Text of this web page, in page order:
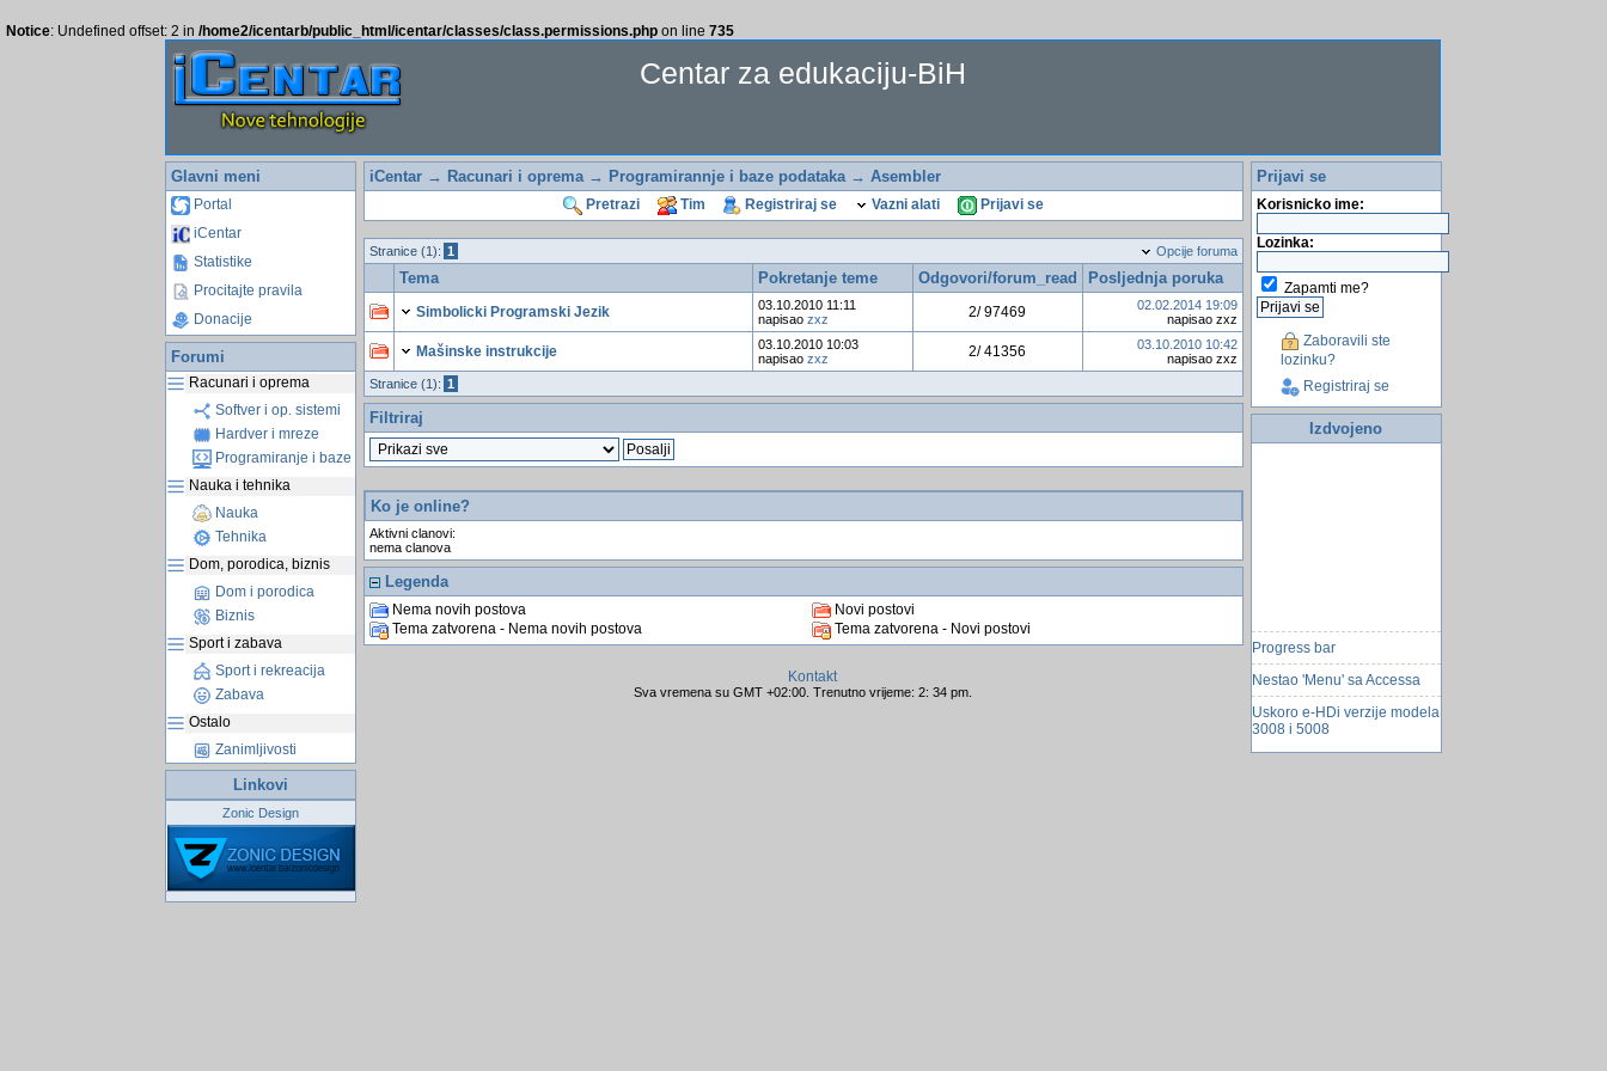
Notice: Undefined offset: 2 in /home2/icentarb/public_html/icentar/classes/class.permissions.php on line 735
Centar za edukaciju-BiH
Glavni meni
Portal
iCentar
Statistike
Procitajte pravila
Donacije
Forumi
Racunari i oprema
Softver i op. sistemi
Hardver i mreze
Programiranje i baze
Nauka i tehnika
Nauka
Tehnika
Dom, porodica, biznis
Dom i porodica
Biznis
Sport i zabava
Sport i rekreacija
Zabava
Ostalo
Zanimljivosti
Linkovi
Zonic Design
iCentar→ Racunari i oprema→ Programirannje i baze podataka→ Asembler
Pretrazi Tim Registriraj se Vazni alati Prijavi se
Stranice (1): 1 Opcije foruma
Tema Pokretanje teme Odgovori/forum_read Posljednja poruka
Simbolicki Programski Jezik
03.10.2010 11:11
napisao zxz 2/ 97469
02.02.2014 19:09
napisao zxz
Mašinske instrukcije
03.10.2010 10:03
napisao zxz 2/ 41356
03.10.2010 10:42
napisao zxz
Stranice (1): 1
Filtriraj
Ko je online?
Aktivni clanovi:
nema clanova
Legenda
Nema novih postova
Novi postovi
Tema zatvorena - Nema novih postova
Tema zatvorena - Novi postovi
Kontakt
Sva vremena su GMT +02:00. Trenutno vrijeme: 2: 34 pm.
Prijavi se
Korisnicko ime:
Lozinka:
Zapamti me?
Zaboravili ste
lozinku?
Registriraj se
Izdvojeno
Progress bar
Nestao 'Menu' sa Accessa
Uskoro e-HDi verzije modela
3008 i 5008
Peticija protiv ACTA-e